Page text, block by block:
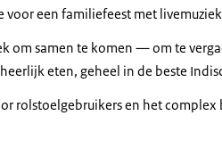
voor een familiefeest met
om samen te komen — om te
eten, geheel in de beste
rolstoelgebruikers en het